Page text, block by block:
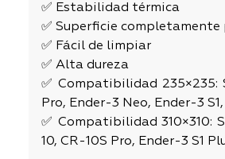
✅ Estabilidad térmica
✅ Superficie completamente
✅ Fácil de limpiar
✅ Alta dureza
✅ Compatibilidad 235×235:
Pro, Ender-3 Neo, Ender-3
✅ Compatibilidad 310×310:
10, CR-10S Pro, Ender-3 S1